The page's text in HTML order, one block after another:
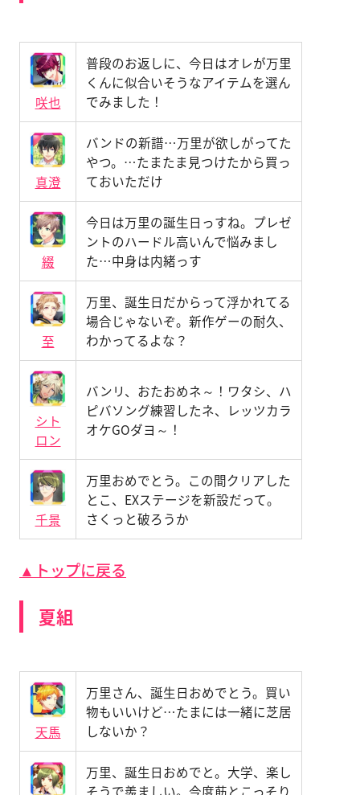
咲也
普段のお返しに、今日はオレが万里
くんに似合いそうなアイテムを選ん
でみました！
真澄
バンドの新譜…万里が欲しがってた
やつ。…たまたま見つけたから買っ
ておいただけ
綴
今日は万里の誕生日っすね。プレゼ
ントのハードル高いんで悩みまし
た…中身は内緒っす
至
万里、誕生日だからって浮かれてる
場合じゃないぞ。新作ゲーの耐久、
わかってるよな？
シト
ロン
バンリ、おたおめネ～！ワタシ、ハ
ピバソング練習したネ、レッツカラ
オケGOダヨ～！
千景
万里おめでとう。この間クリアした
とこ、EXステージを新設だって。
さくっと破ろうか
▲トップに戻る
夏組
天馬
万里さん、誕生日おめでとう。買い
物もいいけど…たまには一緒に芝居
しないか？
万里、誕生日おめでと。大学、楽し
そうで羨ましい。今度莇とこっそり